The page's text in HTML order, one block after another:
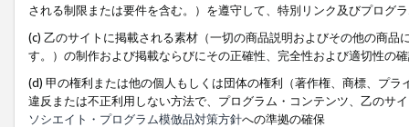
される制限または要件を含む。）を遵守して、特別リンク及びプログ
(c) 乙のサイトに掲載される素材（一切の商品説明およびその他の商
す。）の制作および掲載ならびにその正確性、完全性および適切性の
(d) 甲の権利または他の個人もしくは団体の権利（著作権、商標、プ
違反または不正利用しない方法で、プログラム・コンテンツ、乙のサ
ソシエイト・プログラム模倣品対策方針への準拠の確保